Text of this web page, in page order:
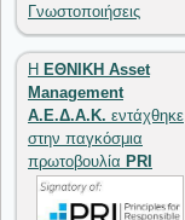
Γνωστοποιήσεις
Η ΕΘΝΙΚΗ Asset
Management
Α.Ε.Δ.Α.Κ. εντάχθηκε
στην παγκόσμια
πρωτοβουλία PRI